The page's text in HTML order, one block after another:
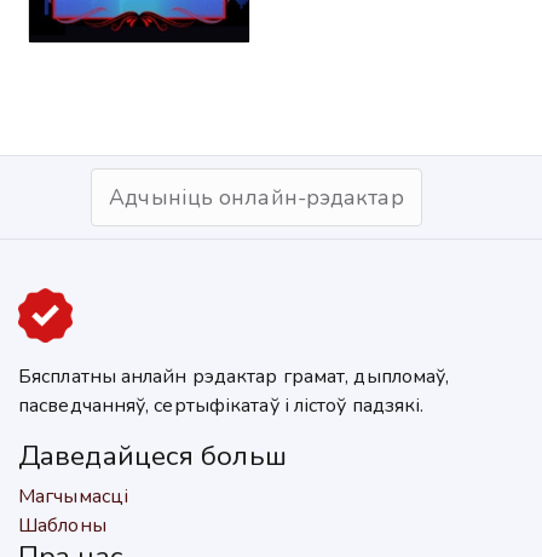
Адчыніць онлайн-рэдактар
Бясплатны анлайн рэдактар грамат, дыпломаў,
пасведчанняў, сертыфікатаў і лістоў падзякі.
Даведайцеся больш
Магчымасці
Шаблоны